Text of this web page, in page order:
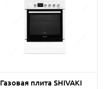
Газовая плита SHIVAKI